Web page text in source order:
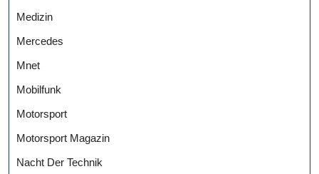
Medizin
Mercedes
Mnet
Mobilfunk
Motorsport
Motorsport Magazin
Nacht Der Technik